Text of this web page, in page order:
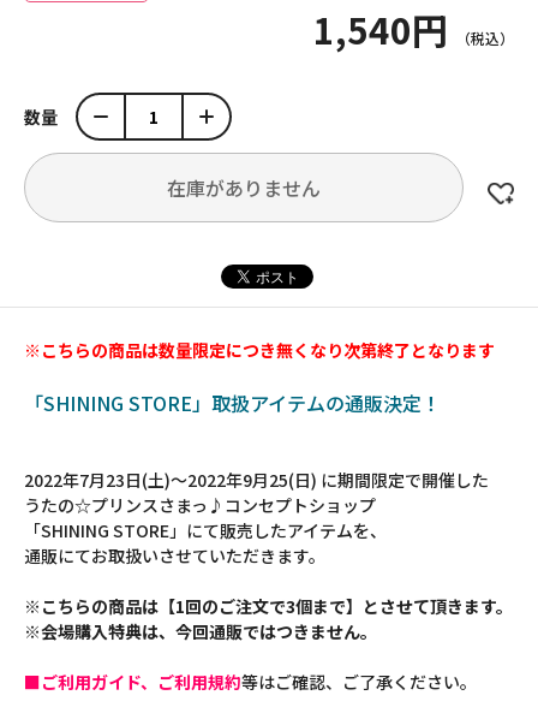
1,540円
数量
在庫がありません
※こちらの商品は数量限定につき無くなり次第終了となります
「SHINING STORE」取扱アイテムの通販決定！
2022年7月23日(土)～2022年9月25(日) に期間限定で開催した
うたの☆プリンスさまっ♪コンセプトショップ
「SHINING STORE」にて販売したアイテムを、
通販にてお取扱いさせていただきます。
※こちらの商品は【1回のご注文で3個まで】とさせて頂きます。
※会場購入特典は、今回通販ではつきません。
■ご利用ガイド、ご利用規約等はご確認、ご了承ください。